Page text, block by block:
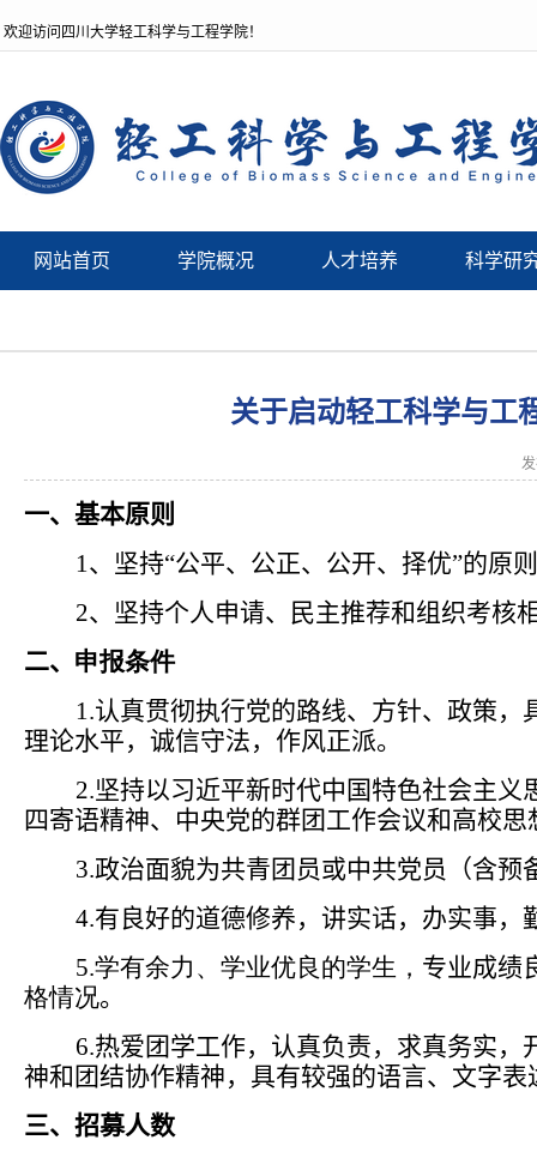
欢迎访问四川大学轻工科学与工程学院！
网站首页 学院概况 人才培养 科学研
关于启动轻工科学与工
一、基本原则
1、坚持“公平、公正、公开、择优”的原
2、坚持个人申请、民主推荐和组织考核
二、 申报条件
1.认真贯彻执行党的路线、方针、政策
理论水平，诚信守法，作风正派。
2.坚持以习近平新时代中国特色社会主
四寄语精神、中央党的群团工作会议和高校
3.政治面貌为共青团员或中共党员（含预
4.有良好的道德修养，讲实话，办实事
5.学有余力、学业优良的学生， 专业成绩
格情况。
6.热爱团学工作，认真负责，求真务实
神和团结协作精神，具有较强的语言、文字表
三、招募人数